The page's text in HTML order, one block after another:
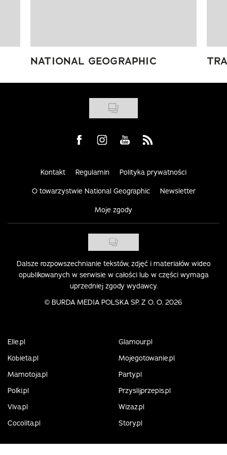
NATIONAL GEOGRAPHIC
Visit us on Facebook
Visit us on Instagram
Visit us on Youtube
Visit us on Rss
Kontakt Regulamin Polityka prywatności
O towarzystwie National Geographic Newsletter
Moje zgody
Dalsze rozpowszechnianie tekstów, zdjęć i materiałów wideo
opublikowanych w serwisie w całości lub w części wymaga
uprzedniej zgody wydawcy.
© BURDA MEDIA POLSKA SP. Z O. O. 2026
Elle.pl
Glamour.pl
Kobieta.pl
Mojegotowanie.pl
Mamotoja.pl
Party.pl
Polki.pl
Przyslijprzepis.pl
Viva.pl
Wizaz.pl
Cocolita.pl
Story.pl